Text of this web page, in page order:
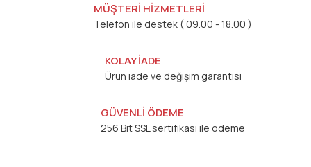
MÜŞTERİ HİZMETLERİ
Telefon ile destek ( 09.00 - 18.00 )
KOLAY İADE
Ürün iade ve değişim garantisi
GÜVENLİ ÖDEME
256 Bit SSL sertifikası ile ödeme